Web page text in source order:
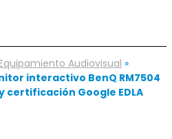
Equipamiento Audiovisual »
interactivo BenQ RM7504
certificación Google EDLA